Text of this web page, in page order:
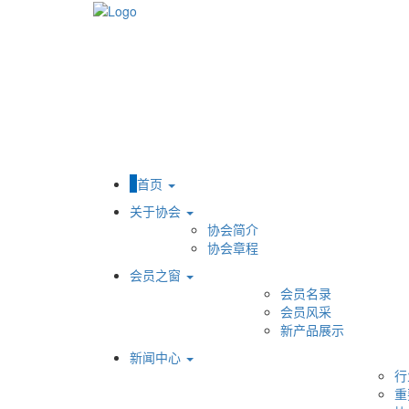
首页
关于协会
协会简介
协会章程
会员之窗
会员名录
会员风采
新产品展示
新闻中心